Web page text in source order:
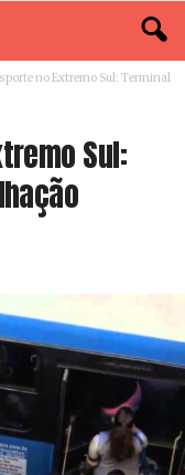
no Extremo Sul: Terminal
Sul: